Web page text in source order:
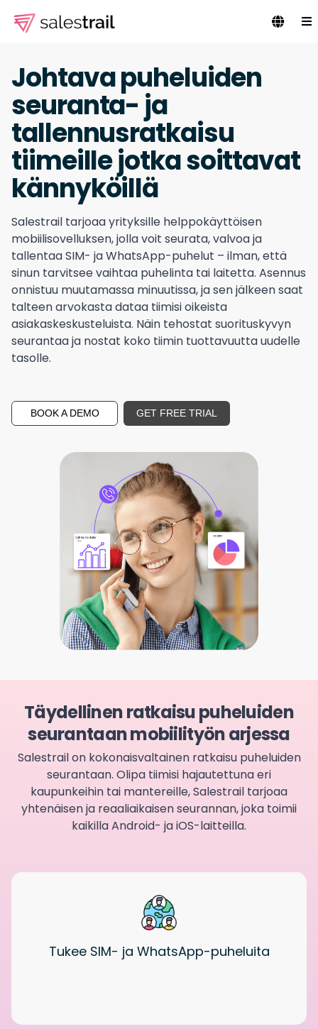
Johtava puheluiden
seuranta- ja
tallennusratkaisu
tiimeille jotka soittavat
kännyköillä
Salestrail tarjoaa yrityksille helppokäyttöisen
mobiilisovelluksen, jolla voit seurata, valvoa ja
tallentaa SIM- ja WhatsApp-puhelut – ilman, että
sinun tarvitsee vaihtaa puhelinta tai laitetta. Asennus
onnistuu muutamassa minuutissa, ja sen jälkeen saat
talteen arvokasta dataa tiimisi oikeista
asiakaskeskusteluista. Näin tehostat suorituskyvyn
seurantaa ja nostat koko tiimin tuottavuutta uudelle
tasolle.
BOOK A DEMO GET FREE TRIAL
Täydellinen ratkaisu puheluiden
seurantaan mobiilityön arjessa
Salestrail on kokonaisvaltainen ratkaisu puheluiden
seurantaan. Olipa tiimisi hajautettuna eri
kaupunkeihin tai mantereille, Salestrail tarjoaa
yhtenäisen ja reaaliaikaisen seurannan, joka toimii
kaikilla Android- ja iOS-laitteilla.
Tukee SIM- ja WhatsApp-puheluita